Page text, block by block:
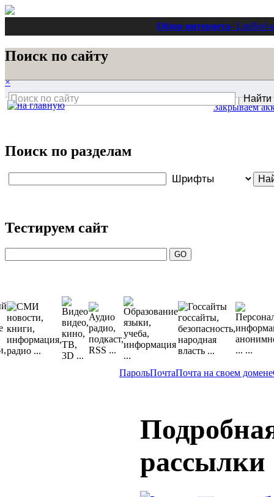
Обзор интернета- LiteВеб-
Поиск по сайту
×
Поиск по разделам
Тестируем сайт
ПарольПочтаПочта на своем домене
Закрываем
рассылки